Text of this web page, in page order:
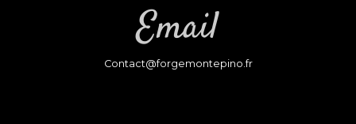
Email
contact@forgemontepino.fr